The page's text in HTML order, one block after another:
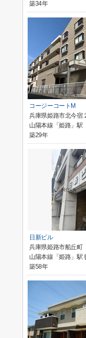
築34年
コージーコートM
兵庫県姫路市北今宿
山陽本線「姫路」駅
築29年
日新ビル
兵庫県姫路市船丘町
山陽本線「姫路」駅
築58年